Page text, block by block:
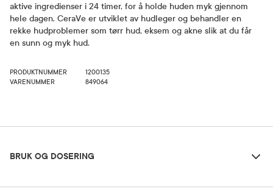
aktive ingredienser i 24 timer, for å holde huden myk gjennom
hele dagen. CeraVe er utviklet av hudleger og behandler en
rekke hudproblemer som tørr hud, eksem og akne slik at du får
en sunn og myk hud.
PRODUKTNUMMER
1200135
VARENUMMER
849064
BRUK OG DOSERING